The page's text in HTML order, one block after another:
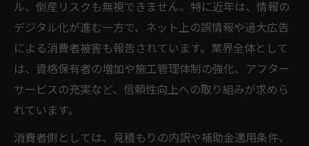
ル、倒産リスクも無視できません。特に近年は、情報の
デジタル化が進む一方で、ネット上の誤情報や過大広告
による消費者被害も報告されています。業界全体として
は、資格保有者の増加や施工管理体制の強化、アフター
サービスの充実など、信頼性向上への取り組みが求めら
れています。
消費者側としては、見積もりの内訳や補助金適用条件、